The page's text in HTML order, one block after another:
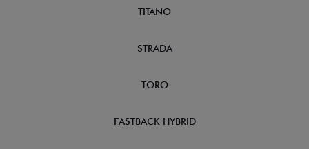
TITANO
STRADA
TORO
FASTBACK HYBRID